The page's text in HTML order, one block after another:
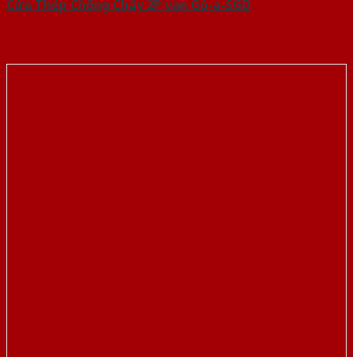
Cửa Thép Chống Cháy 2P van Gỗ-a-SGD